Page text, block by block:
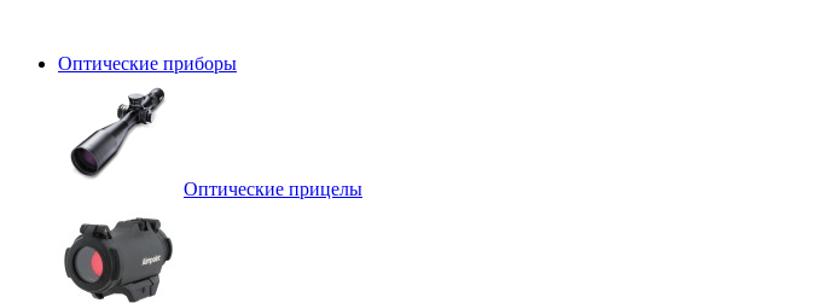
Оптические приборы
Оптические прицелы